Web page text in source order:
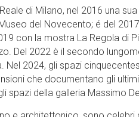
di Milano, nel 2016 una
del Novecento; é del
con la mostra La Regola di
Del 2022 è il secondo
Nel 2024, gli spazi
che documentano gli
spazi della galleria Massimo